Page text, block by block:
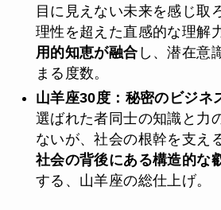
目に見えない未来を感じ取
理性を超えた直感的な理解
用的知恵が融合 し、潜在意
まる度数。
山羊座30度：秘密のビジネ
選ばれた者同士の知識と力
ないが、社会の根幹を支え
社会の背後にある構造的な
する、山羊座の総仕上げ。